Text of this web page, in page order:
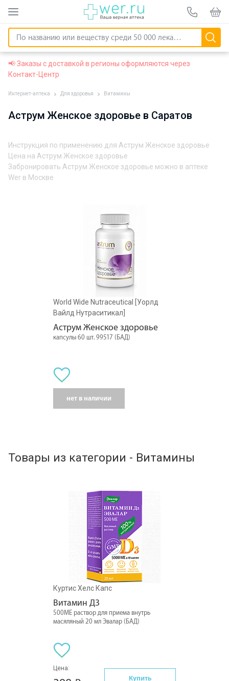
📢 Заказы с доставкой в регионы оформляются через
Контакт-Центр
Интернет-аптека Для здоровья Витамины
Аструм Женское здоровье в Саратов
Инструкция по применению для Аструм Женское здоровье
Цена на Аструм Женское здоровье
Забронировать Аструм Женское здоровье можно в аптеке
Wer в Москве
World Wide Nutraceutical [Уорлд
Вайлд Нутраситикал]
Аструм Женское здоровье
капсулы 60 шт. 99517 (БАД)
нет в наличии
Товары из категории - Витамины
Куртис Хелс Капс
Витамин Д3
500МЕ раствор для приема внутрь
масяляный 20 мл Эвалар (БАД)
Цена:
Купить